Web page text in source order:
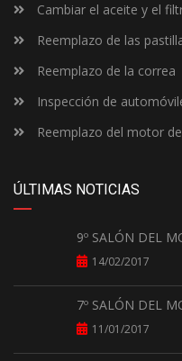
Cambiar el aceite y el
Reemplazo de las
Reemplazo de la correa
Inspección de
Reemplazo del motor
ÚLTIMAS NOTICIAS
9º SALÓN DEL
14/02/2017
7º SALÓN DEL
11/01/2017